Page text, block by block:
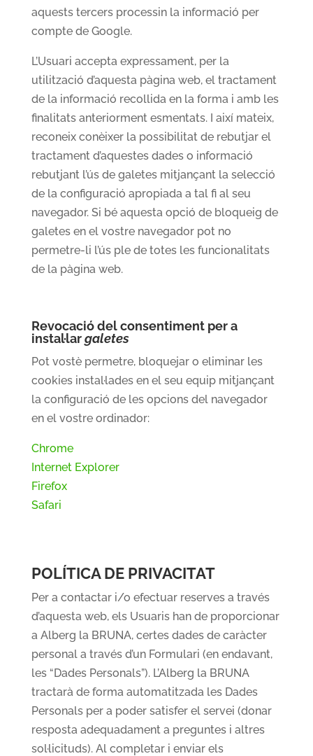
aquests tercers processin la informació per
compte de Google.
L’Usuari accepta expressament, per la
utilització d’aquesta pàgina web, el tractament
de la informació recollida en la forma i amb les
finalitats anteriorment esmentats. I així mateix,
reconeix conèixer la possibilitat de rebutjar el
tractament d’aquestes dades o informació
rebutjant l’ús de galetes mitjançant la selecció
de la configuració apropiada a tal fi al seu
navegador. Si bé aquesta opció de bloqueig de
galetes en el vostre navegador pot no
permetre-li l’ús ple de totes les funcionalitats
de la pàgina web.
Revocació del consentiment per a
instal·largaletes
Pot vostè permetre, bloquejar o eliminar les
cookies instal·lades en el seu equip mitjançant
la configuració de les opcions del navegador
en el vostre ordinador:
Chrome
Internet Explorer
Firefox
Safari
POLÍTICA DE PRIVACITAT
Per a contactar i/o efectuar reserves a través
d’aquesta web, els Usuaris han de proporcionar
a Alberg la BRUNA, certes dades de caràcter
personal a través d’un Formulari (en endavant,
les “Dades Personals”). L’Alberg la BRUNA
tractarà de forma automatitzada les Dades
Personals per a poder satisfer el servei (donar
resposta adequadament a preguntes i altres
sol·licituds). Al completar i enviar els